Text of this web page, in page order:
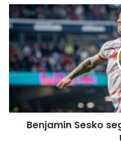
s
Benjamin Sesko